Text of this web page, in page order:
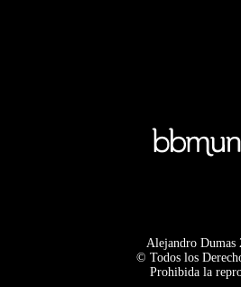
Alejandro Dumas
© Todos los
Prohibida la